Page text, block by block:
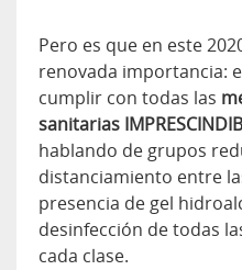
Pero es que en este
renovada importancia:
cumplir con todas las
sanitarias
hablando de grupos
distanciamiento entre
presencia de gel
desinfección de todas
cada clase.